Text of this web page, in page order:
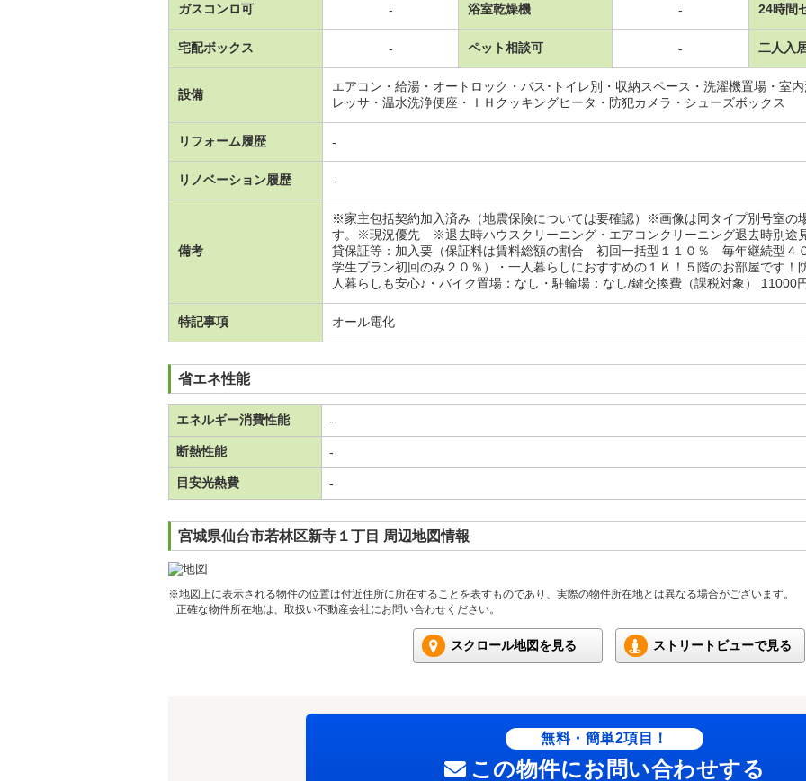
ガスコンロ可 - 浴室乾燥機 - 24時間
宅配ボックス - ペット相談可 - 二人入
設備
エアコン・給湯・オートロック・バス･トイレ別・収納スペース・洗濯機置場・室
レッサ・温水洗浄便座・ＩＨクッキングヒータ・防犯カメラ・シューズボックス
リフォーム履歴 -
リノベーション履歴 -
備考
※家主包括契約加入済み（地震保険については要確認）※画像は同タイプ別号室の
す。※現況優先 ※退去時ハウスクリーニング・エアコンクリーニング退去時別途
貸保証等：加入要（保証料は賃料総額の割合 初回一括型１１０％ 毎年継続型４
学生プラン初回のみ２０％）・一人暮らしにおすすめの１Ｋ！５階のお部屋です！
人暮らしも安心♪・バイク置場：なし・駐輪場：なし/鍵交換費（課税対象） 11000
特記事項 オール電化
省エネ性能
エネルギー消費性能 -
断熱性能 -
目安光熱費 -
宮城県仙台市若林区新寺１丁目 周辺地図情報
※地図上に表示される物件の位置は付近住所に所在することを表すものであり、実際の物件所在地とは異なる場合がございます。
正確な物件所在地は、取扱い不動産会社にお問い合わせください。
スクロール地図を見る ストリートビューで見る
無料・簡単2項目！
この物件にお問い合わせする